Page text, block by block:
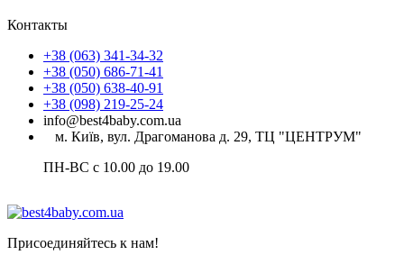
Контакты
+38 (063) 341-34-32
+38 (050) 686-71-41
+38 (050) 638-40-91
+38 (098) 219-25-24
info@best4baby.com.ua
м. Київ, вул. Драгоманова д. 29, ТЦ "ЦЕНТРУМ"
ПН-ВС с 10.00 до 19.00
Присоединяйтесь к нам!